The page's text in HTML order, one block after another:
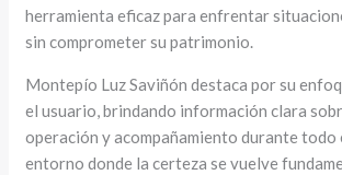
herramienta eficaz para enfrentar
sin comprometer su patrimonio.
Montepío Luz Saviñón destaca por su
el usuario, brindando información clara
operación y acompañamiento durante todo
entorno donde la certeza se vuelve